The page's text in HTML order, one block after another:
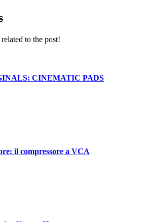
to the post!
CINEMATIC PADS
il compressore a VCA